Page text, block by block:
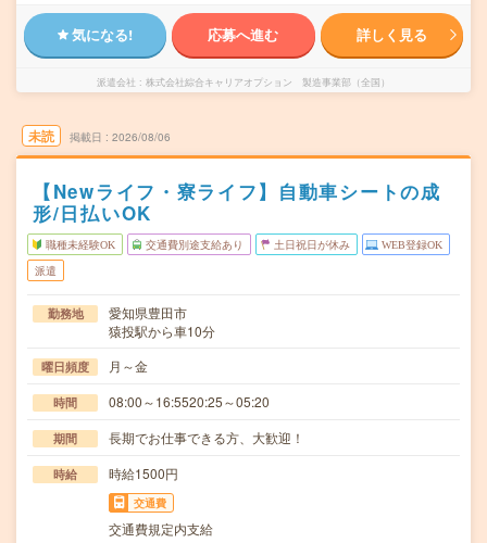
気になる! 応募へ進む 詳しく見る
派遣会社 株式会社綜合キャリアオプション 製造事業部（全国）
未読 掲載日 2026/08/06
【Newライフ・寮ライフ】自動車シートの成
形/日払いOK
職種未経験OK 交通費別途支給あり 土日祝日が休み WEB登録OK
派遣
勤務地
愛知県豊田市
猿投駅から車10分
曜日頻度 月～金
時間 08:00～16:5520:25～05:20
期間 長期でお仕事できる方、大歓迎！
時給 時給1500円
交通費
交通費規定内支給